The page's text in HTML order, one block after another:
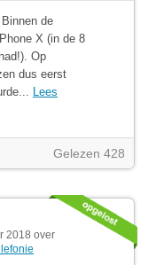
de
X (in de 8
Op
dus eerst
Lees
Gelezen 428
2018 over